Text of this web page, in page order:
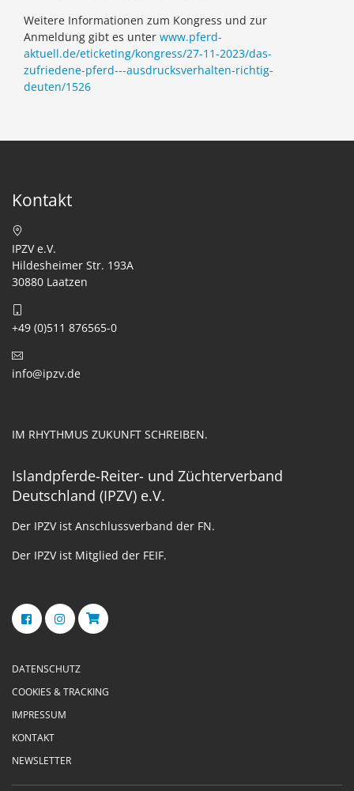
Weitere Informationen zum Kongress und zur
Anmeldung gibt es unter www.pferd-
aktuell.de/eticketing/kongress/27-11-2023/das-
zufriedene-pferd---ausdrucksverhalten-richtig-
deuten/1526
Kontakt
IPZV e.V.
Hildesheimer Str. 193A
30880 Laatzen
+49 (0)511 876565-0
info@ipzv.de
IM RHYTHMUS ZUKUNFT SCHREIBEN.
Islandpferde-Reiter- und Züchterverband
Deutschland (IPZV) e.V.
Der IPZV ist Anschlussverband der FN.
Der IPZV ist Mitglied der FEIF.
DATENSCHUTZ
COOKIES & TRACKING
IMPRESSUM
KONTAKT
NEWSLETTER